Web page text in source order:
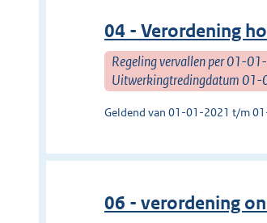
04 - Verordening
Regeling vervallen per 01-
Uitwerkingtredingdatum
Geldend van 01-01-2021 t/m
06 - verordening